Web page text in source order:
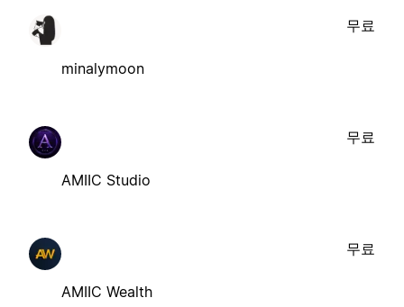
minalymoon
무료
AMIIC Studio
무료
AMIIC Wealth
무료